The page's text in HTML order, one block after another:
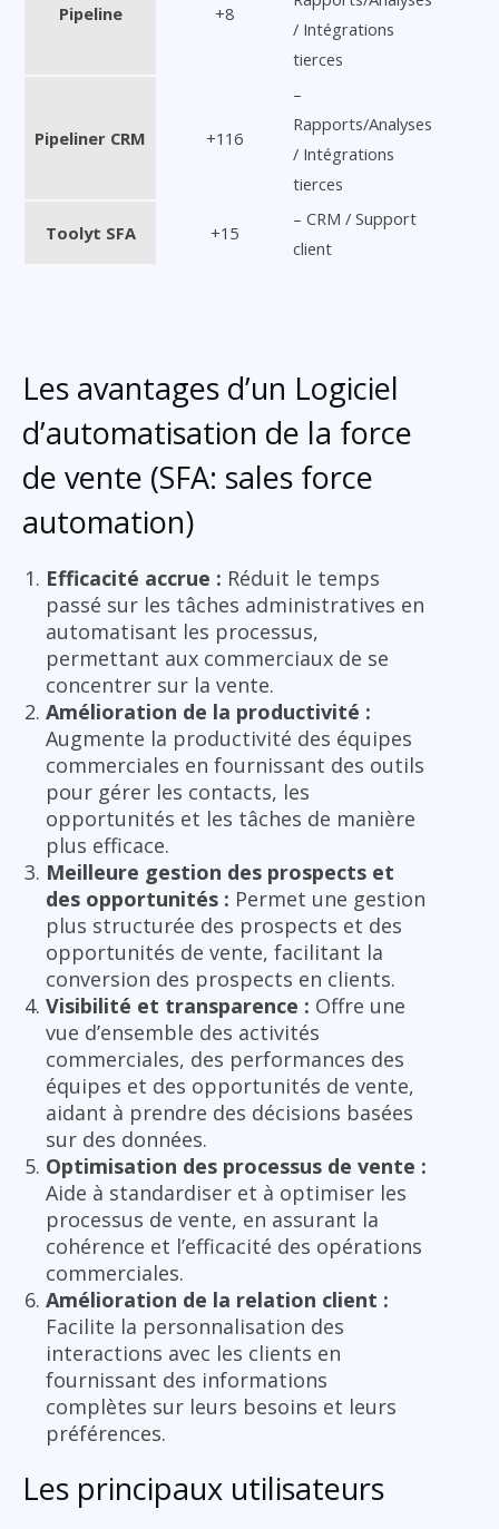
Pipeline +8
/ Intégrations
tierces
Pipeliner CRM +116
–
Rapports/Analyses
/ Intégrations
tierces
Toolyt SFA +15
– CRM / Support
client
Les avantages d’un Logiciel
d’automatisation de la force
de vente (SFA: sales force
automation)
Efficacité accrue : Réduit le temps
passé sur les tâches administratives en
automatisant les processus,
permettant aux commerciaux de se
concentrer sur la vente.
Amélioration de la productivité :
Augmente la productivité des équipes
commerciales en fournissant des outils
pour gérer les contacts, les
opportunités et les tâches de manière
plus efficace.
Meilleure gestion des prospects et
des opportunités : Permet une gestion
plus structurée des prospects et des
opportunités de vente, facilitant la
conversion des prospects en clients.
Visibilité et transparence : Offre une
vue d’ensemble des activités
commerciales, des performances des
équipes et des opportunités de vente,
aidant à prendre des décisions basées
sur des données.
Optimisation des processus de vente :
Aide à standardiser et à optimiser les
processus de vente, en assurant la
cohérence et l’efficacité des opérations
commerciales.
Amélioration de la relation client :
Facilite la personnalisation des
interactions avec les clients en
fournissant des informations
complètes sur leurs besoins et leurs
préférences.
Les principaux utilisateurs